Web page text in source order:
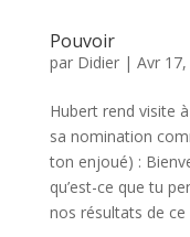
Pouvoir
par Didier| Avr
Hubert rend visite
sa nomination
ton enjoué) :
qu’est-ce que tu
nos résultats de ce